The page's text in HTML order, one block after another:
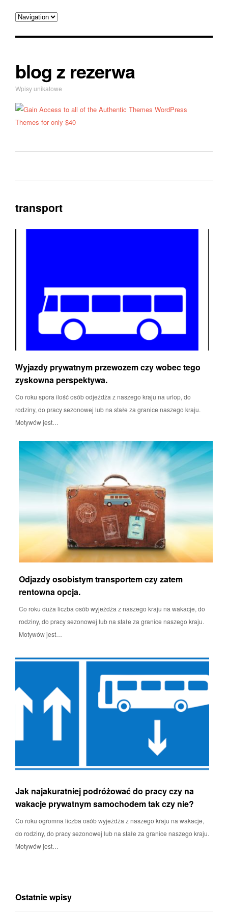
blog z rezerwa
Wpisy unikatowe
transport
Wyjazdy prywatnym przewozem czy wobec tego
zyskowna perspektywa.
Co roku spora ilość osób odjeżdża z naszego kraju na urlop, do
rodziny, do pracy sezonowej lub na stałe za granice naszego kraju.
Motywów jest…
Odjazdy osobistym transportem czy zatem
rentowna opcja.
Co roku duża liczba osób wyjeżdża z naszego kraju na wakacje, do
rodziny, do pracy sezonowej lub na stałe za granice naszego kraju.
Motywów jest…
Jak najakuratniej podróżować do pracy czy na
wakacje prywatnym samochodem tak czy nie?
Co roku ogromna liczba osób wyjeżdża z naszego kraju na wakacje,
do rodziny, do pracy sezonowej lub na stałe za granice naszego kraju.
Motywów jest…
Ostatnie wpisy